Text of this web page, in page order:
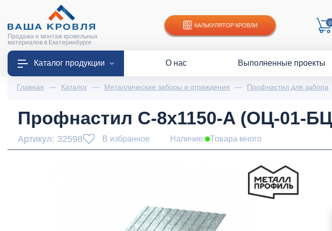
Продажа и монтаж кровельных
материалов в Екатеринбурге
КАЛЬКУЛЯТОР КРОВЛИ 0
Каталог продукции О нас Выполненные проекты
Главная — Каталог — Металлические заборы и ограждения — Профнастил для забора
Профнастил С-8х1150-A (ОЦ-01-
Артикул: 32598 В избранное Наличие: Товара много